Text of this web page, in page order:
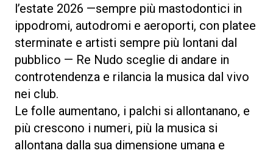
l’estate 2026 —sempre più mastodontici in
ippodromi, autodromi e aeroporti, con platee
sterminate e artisti sempre più lontani dal
pubblico — Re Nudo sceglie di andare in
controtendenza e rilancia la musica dal vivo
nei club.
Le folle aumentano, i palchi si allontanano, e
più crescono i numeri, più la musica si
allontana dalla sua dimensione umana e